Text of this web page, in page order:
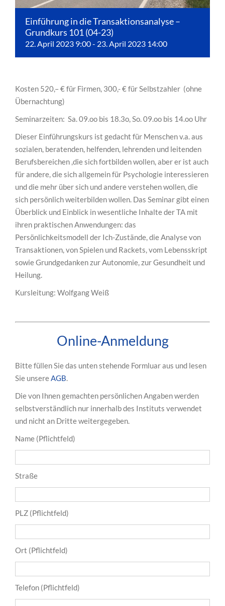
Einführung in die Transaktionsanalyse –
Grundkurs 101 (04-23)
22. April 2023 9:00- 23. April 2023 14:00
Kosten 520,– € für Firmen, 300,- € für Selbstzahler (ohne
Übernachtung)
Seminarzeiten: Sa. 09.oo bis 18.3o, So. 09.oo bis 14.oo Uhr
Dieser Einführungskurs ist gedacht für Menschen v.a. aus
sozialen, beratenden, helfenden, lehrenden und leitenden
Berufsbereichen ,die sich fortbilden wollen, aber er ist auch
für andere, die sich allgemein für Psychologie interessieren
und die mehr über sich und andere verstehen wollen, die
sich persönlich weiterbilden wollen. Das Seminar gibt einen
Überblick und Einblick in wesentliche Inhalte der TA mit
ihren praktischen Anwendungen: das
Persönlichkeitsmodell der Ich-Zustände, die Analyse von
Transaktionen, von Spielen und Rackets, vom Lebensskript
sowie Grundgedanken zur Autonomie, zur Gesundheit und
Heilung.
Kursleitung: Wolfgang Weiß
Online-Anmeldung
Bitte füllen Sie das unten stehende Formluar aus und lesen
Sie unsereAGB.
Die von Ihnen gemachten persönlichen Angaben werden
selbstverständlich nur innerhalb des Instituts verwendet
und nicht an Dritte weitergegeben.
Name (Pflichtfeld)
Straße
PLZ (Pflichtfeld)
Ort (Pflichtfeld)
Telefon (Pflichtfeld)